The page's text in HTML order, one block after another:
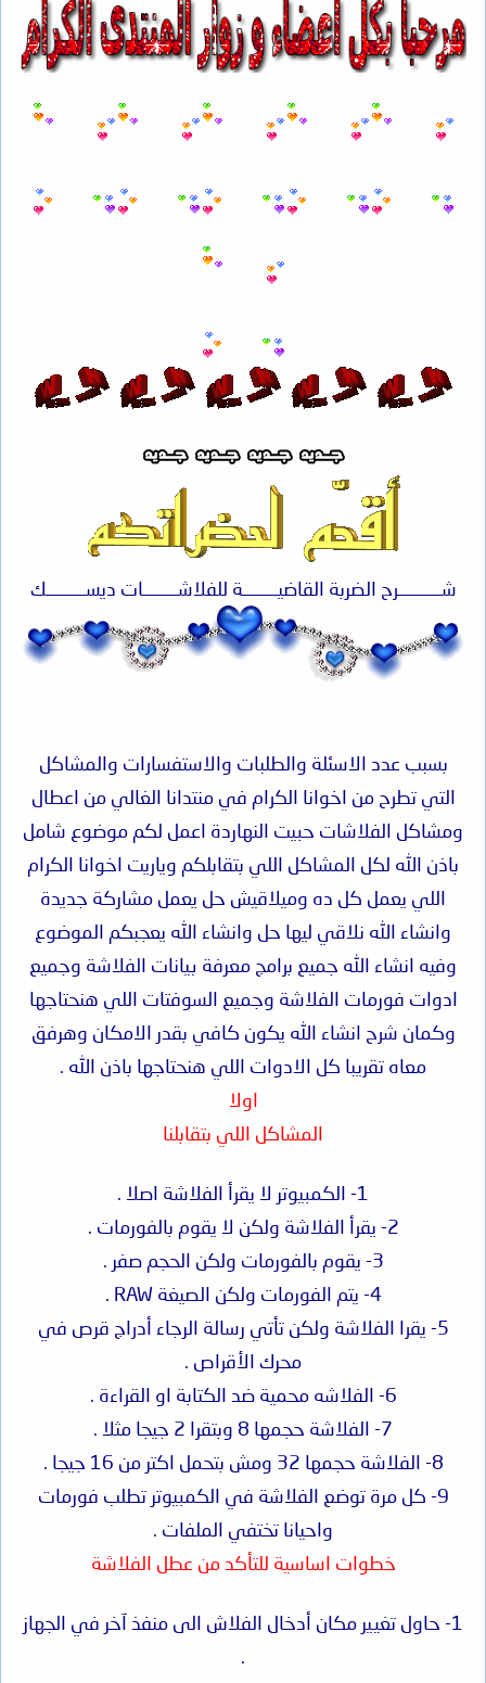
شــــــــــرح الضربة القاضيــــــــة للفلاشــــــــات ديســـــــــك
بسبب عدد الاسئلة والطلبات والاستفسارات والمشاكل
التي تطرح من اخوانا الكرام في منتدانا الغالي من اعطال
ومشاكل الفلاشات حبيت النهاردة اعمل لكم موضوع شامل
باذن الله لكل المشاكل اللي بتقابلكم وياريت اخوانا الكرام
اللي يعمل كل ده وميلاقيش حل يعمل مشاركة جديدة
وانشاء الله نلاقي ليها حل وانشاء الله يعجبكم الموضوع
وفيه انشاء الله جميع برامج معرفة بيانات الفلاشة وجميع
ادوات فورمات الفلاشة وجميع السوفتات اللي هنحتاجها
وكمان شرح انشاء الله يكون كافي بقدر الامكان وهرفق
معاه تقريبا كل الادوات اللي هنحتاجها باذن الله .
اولا
المشاكل اللي بتقابلنا
1- الكمبيوتر لا يقرأ الفلاشة اصلا .
2- يقرأ الفلاشة ولكن لا يقوم بالفورمات .
3- يقوم بالفورمات ولكن الحجم صفر .
4- يتم الفورمات ولكن الصيغة RAW .
5- يقرا الفلاشة ولكن تأتي رسالة الرجاء أدراج قرص في
محرك الأقراص .
6- الفلاشه محمية ضد الكتابة او القراءة .
7- الفلاشة حجمها 8 وبتقرا 2 جيجا مثلا .
8- الفلاشة حجمها 32 ومش بتحمل اكتر من 16 جيجا .
9- كل مرة توضع الفلاشة في الكمبيوتر تطلب فورمات
واحيانا تختفي الملفات .
خطوات اساسية للتأكد من عطل الفلاشة
1- حاول تغيير مكان أدخال الفلاش الى منفذ آخر في الجهاز
.